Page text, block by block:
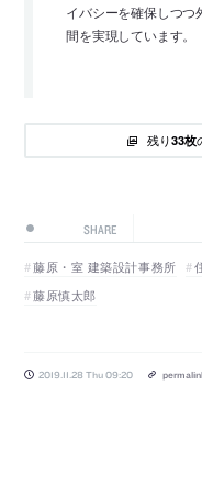
イバシーを確保しつつ
間を実現しています。
残り33枚
SHARE
藤原・室 建築設計事務所
藤原慎太郎
2019.11.28 Thu 09:20